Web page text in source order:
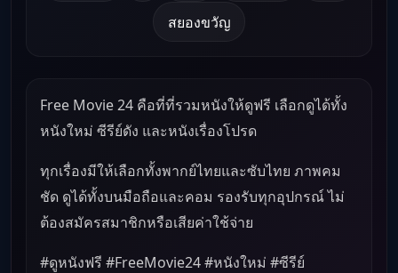
สยองขวัญ
Free Movie 24 คือที่ที่รวมหนังให้ดูฟรี เลือกดูได้ทั้ง
หนังใหม่ ซีรีย์ดัง และหนังเรื่องโปรด
ทุกเรื่องมีให้เลือกทั้งพากย์ไทยและซับไทย ภาพคม
ชัด ดูได้ทั้งบนมือถือและคอม รองรับทุกอุปกรณ์ ไม่
ต้องสมัครสมาชิกหรือเสียค่าใช้จ่าย
#ดูหนังฟรี #FreeMovie24 #หนังใหม่ #ซีรีย์